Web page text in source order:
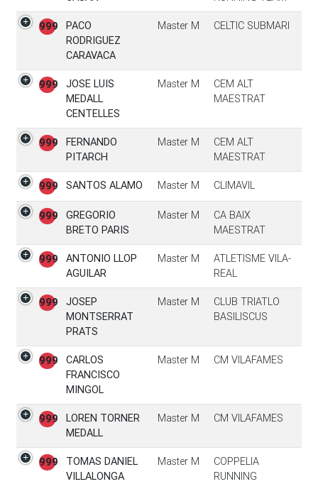
999
PACO
RODRIGUEZ
CARAVACA
Master M CELTIC SUBMARI
999
JOSE LUIS
MEDALL
CENTELLES
Master M
CEM ALT
MAESTRAT
999
FERNANDO
PITARCH
Master M
CEM ALT
MAESTRAT
999 SANTOS ALAMO Master M CLIMAVIL
999
GREGORIO
BRETO PARIS
Master M
CA BAIX
MAESTRAT
999
ANTONIO LLOP
AGUILAR
Master M
ATLETISME VILA-
REAL
999
JOSEP
MONTSERRAT
PRATS
Master M
CLUB TRIATLO
BASILISCUS
999
CARLOS
FRANCISCO
MINGOL
Master M CM VILAFAMES
999
LOREN TORNER
MEDALL
Master M CM VILAFAMES
999
TOMAS DANIEL
VILLALONGA
Master M
COPPELIA
RUNNING